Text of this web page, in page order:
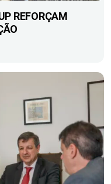
REFORÇAM